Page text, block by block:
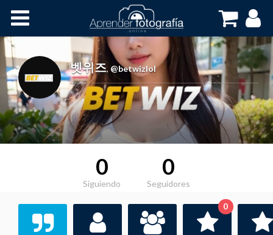
Cursos OnLine
벳위즈, @betwizlol
0
Siguiendo
0
Seguidores
0